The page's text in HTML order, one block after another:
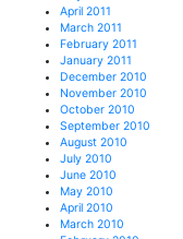
April 2011
March 2011
February 2011
January 2011
December 2010
November 2010
October 2010
September 2010
August 2010
July 2010
June 2010
May 2010
April 2010
March 2010